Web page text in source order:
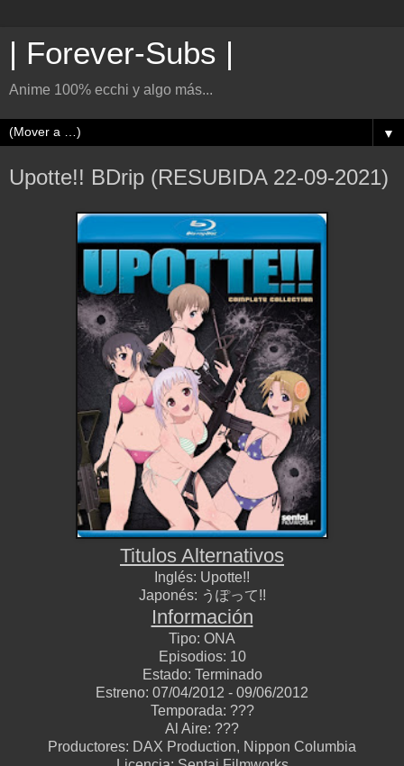
| Forever-Subs |
Anime 100% ecchi y algo más...
▼
Upotte!! BDrip (RESUBIDA 22-09-2021)
Titulos Alternativos
Inglés: Upotte!!
Japonés: うぽって!!
Información
Tipo: ONA
Episodios: 10
Estado: Terminado
Estreno: 07/04/2012 - 09/06/2012
Temporada: ???
Al Aire: ???
Productores: DAX Production, Nippon Columbia